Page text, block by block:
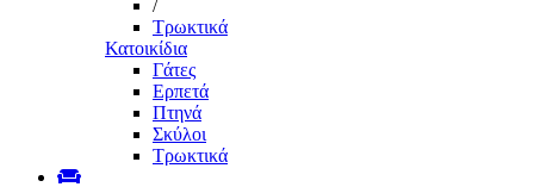
/
Τρωκτικά
Κατοικίδια
Γάτες
Ερπετά
Πτηνά
Σκύλοι
Τρωκτικά